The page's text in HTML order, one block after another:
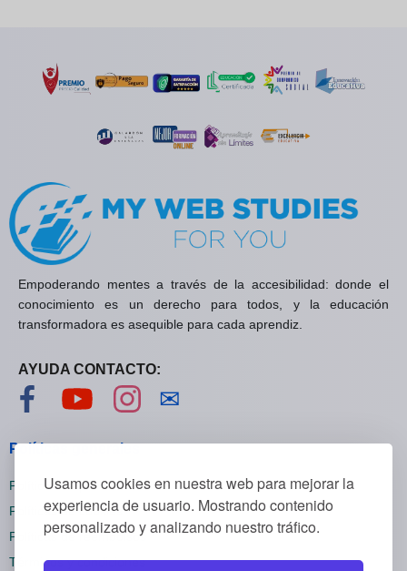
Usamos cookies en nuestra web para mejorar la
experiencia de usuario. Mostrando contenido
personalizado y analizando nuestro tráfico.
Empoderando mentes a través de la accesibilidad: donde el
conocimiento es un derecho para todos, y la educación
transformadora es asequible para cada aprendiz.
AYUDA CONTACTO:
Visítanos en Facebook
Visítanos en YouTube
Visítanos en Instagram
✉
Políticas generales
Políticas de privacidad
Políticas de cookies
Políticas de reembolsos
Términos y condiciones